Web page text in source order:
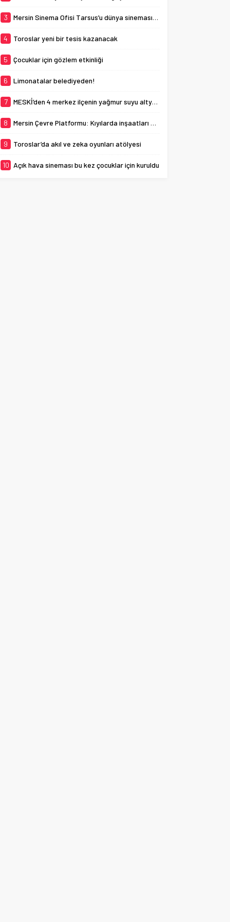
denetlenmesi çağrısında
3 Mersin Sinema Ofisi Tarsus’u dünya sinemasına açıyor
4 Toroslar yeni bir tesis kazanacak
5 Çocuklar için gözlem etkinliği
6 Limonatalar belediyeden!
7 MESKİ’den 4 merkez ilçenin yağmur suyu altyapısına güçlü yatırım
8 Mersin Çevre Platformu: Kıyılarda inşaatları durdurdun
9 Toroslar’da akıl ve zeka oyunları atölyesi
10 Açık hava sineması bu kez çocuklar için kuruldu